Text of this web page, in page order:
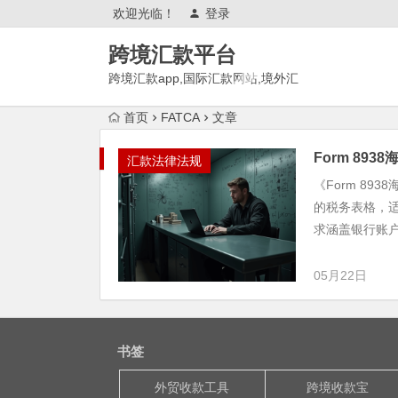
欢迎光临！ 登录
跨境汇款平台
跨境汇款app,国际汇款网站,境外汇
首页 FATCA 文章
汇款法律法规 Form 8938
《Form 8938
的税务表格，
求涵盖银行账
05月22日
书签
外贸收款工具 跨境收款宝